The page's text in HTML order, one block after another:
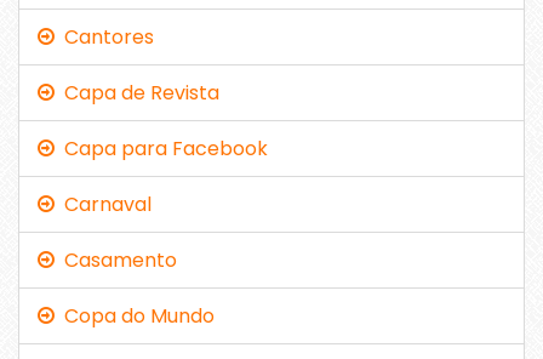
Cantores
Capa de Revista
Capa para Facebook
Carnaval
Casamento
Copa do Mundo